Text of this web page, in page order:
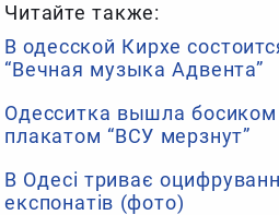
Читайте также:
В одесской Кирхе
“Вечная музыка Адвента”
Одесситка вышла
плакатом “ВСУ мерзнут”
В Одесі триває
експонатів (фото)